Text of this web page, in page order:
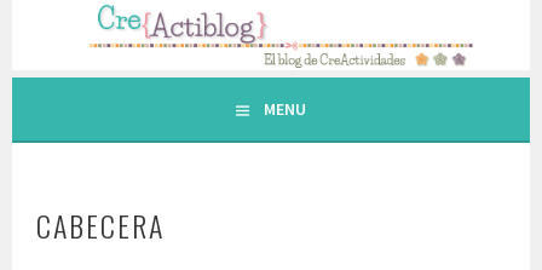
contenido.
MENU
CABECERA